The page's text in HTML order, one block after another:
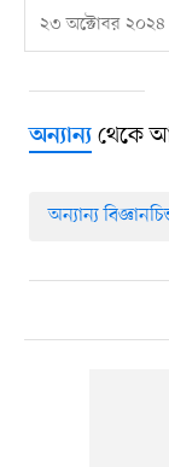
২৩ অক্টোবর ২০২৪
অন্যান্যথেকে
অন্যান্য